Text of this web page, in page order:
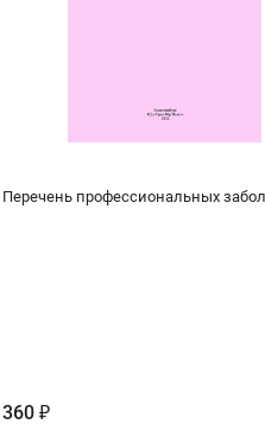
Перечень профессиональных
360₽